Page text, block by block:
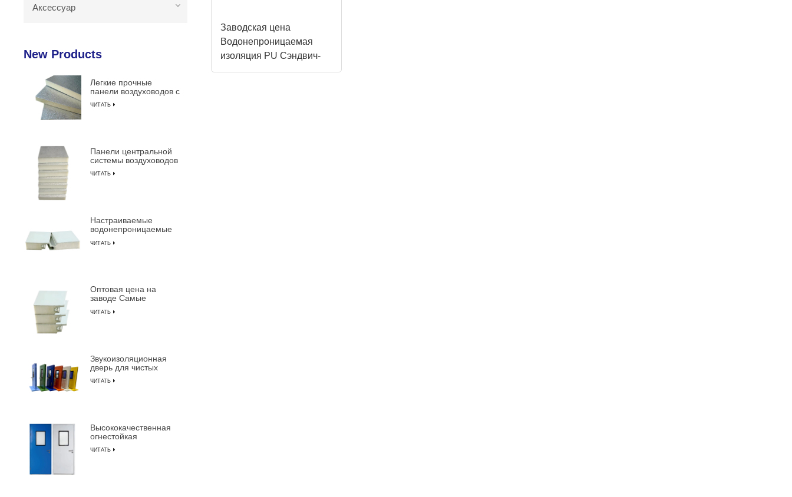
Заводская цена
Водонепроницаемая
изоляция PU Сэндвич-
панели для стен
Аксессуар
New Products
Легкие прочные
панели воздуховодов с
пенополиуретана
ЧИТАТЬ
Панели центральной
системы воздуховодов
изоляцией из
ЧИТАТЬ
Настраиваемые
водонепроницаемые
изолированные
ЧИТАТЬ
Оптовая цена на
заводе Самые
предварительно
ЧИТАТЬ
Звукоизоляционная
дверь для чистых
алюминиевой рамой
ЧИТАТЬ
Высококачественная
огнестойкая
дверь для чистых
ЧИТАТЬ